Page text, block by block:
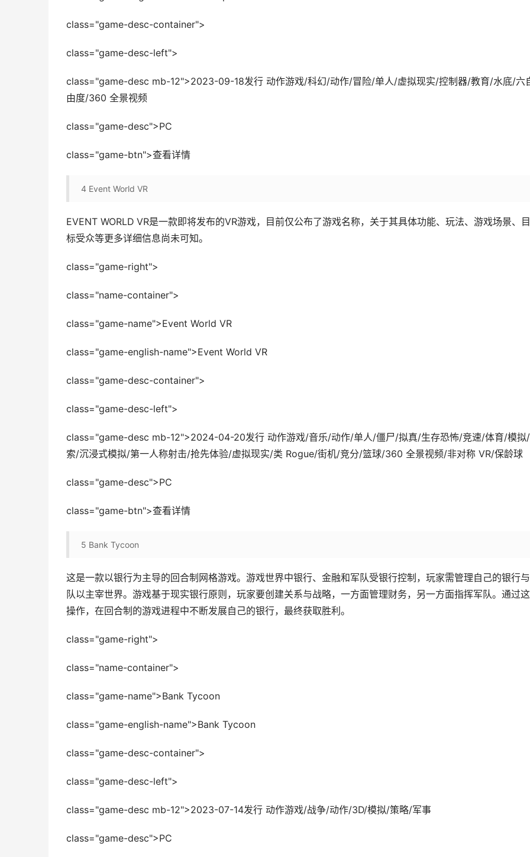
class="game-desc-container">
class="game-desc-left">
class="game-desc mb-12">2023-09-18发行 动作游戏/科幻/动作/冒险/单人/虚拟现实/控制器/教育/水底/六
由度/360 全景视频
class="game-desc">PC
class="game-btn">查看详情
4 Event World VR
EVENT WORLD VR是一款即将发布的VR游戏，目前仅公布了游戏名称，关于其具体功能、玩法、游戏场景、目
标受众等更多详细信息尚未可知。
class="game-right">
class="name-container">
class="game-name">Event World VR
class="game-english-name">Event World VR
class="game-desc-container">
class="game-desc-left">
class="game-desc mb-12">2024-04-20发行 动作游戏/音乐/动作/单人/僵尸/拟真/生存恐怖/竞速/体育/模拟
索/沉浸式模拟/第一人称射击/抢先体验/虚拟现实/类 Rogue/街机/竞分/篮球/360 全景视频/非对称 VR/保龄球
class="game-desc">PC
class="game-btn">查看详情
5 Bank Tycoon
这是一款以银行为主导的回合制网格游戏。游戏世界中银行、金融和军队受银行控制，玩家需管理自己的银行
队以主宰世界。游戏基于现实银行原则，玩家要创建关系与战略，一方面管理财务，另一方面指挥军队。通过
操作，在回合制的游戏进程中不断发展自己的银行，最终获取胜利。
class="game-right">
class="name-container">
class="game-name">Bank Tycoon
class="game-english-name">Bank Tycoon
class="game-desc-container">
class="game-desc-left">
class="game-desc mb-12">2023-07-14发行 动作游戏/战争/动作/3D/模拟/策略/军事
class="game-desc">PC